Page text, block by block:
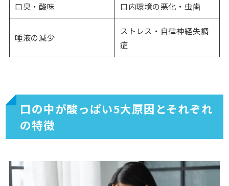
口臭・酸味 口内環境の悪化・虫歯
唾液の減少
ストレス・自律神経失調
症
口の中が酸っぱい5大原因とそれぞれ
の特徴